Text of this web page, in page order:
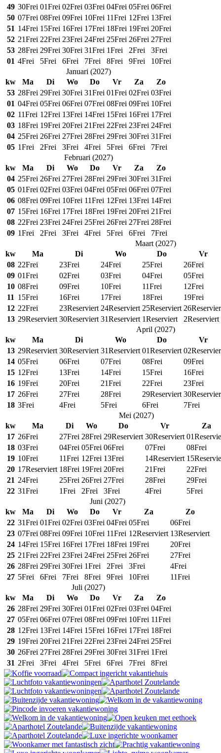
49 30Frei 01Frei 02Frei 03Frei 04Frei 05Frei 06Frei
50 07Frei 08Frei 09Frei 10Frei 11Frei 12Frei 13Frei
51 14Frei 15Frei 16Frei 17Frei 18Frei 19Frei 20Frei
52 21Frei 22Frei 23Frei 24Frei 25Frei 26Frei 27Frei
53 28Frei 29Frei 30Frei 31Frei 1Frei 2Frei 3Frei
01 4Frei 5Frei 6Frei 7Frei 8Frei 9Frei 10Frei
Januari (2027)
kw
Ma Di Wo Do Vr Za
Zo
53 28Frei 29Frei 30Frei 31Frei 01Frei 02Frei 03Frei
01 04Frei 05Frei 06Frei 07Frei 08Frei 09Frei 10Frei
02 11Frei 12Frei 13Frei 14Frei 15Frei 16Frei 17Frei
03 18Frei 19Frei 20Frei 21Frei 22Frei 23Frei 24Frei
04 25Frei 26Frei 27Frei 28Frei 29Frei 30Frei 31Frei
05 1Frei 2Frei 3Frei 4Frei 5Frei 6Frei 7Frei
Februari (2027)
kw
Ma Di Wo Do Vr Za
Zo
04 25Frei 26Frei 27Frei 28Frei 29Frei 30Frei 31Frei
05 01Frei 02Frei 03Frei 04Frei 05Frei 06Frei 07Frei
06 08Frei 09Frei 10Frei 11Frei 12Frei 13Frei 14Frei
07 15Frei 16Frei 17Frei 18Frei 19Frei 20Frei 21Frei
08 22Frei 23Frei 24Frei 25Frei 26Frei 27Frei 28Frei
09 1Frei 2Frei 3Frei 4Frei 5Frei 6Frei 7Frei
Maart (2027)
kw
Ma Di Wo Do
Vr
08 22Frei 23Frei 24Frei 25Frei 26Frei
09 01Frei 02Frei 03Frei 04Frei 05Frei
10 08Frei 09Frei 10Frei 11Frei 12Frei
11 15Frei 16Frei 17Frei 18Frei 19Frei
12 22Frei 23Reserviert 24Reserviert 25Reserviert 26
13 29Reserviert 30Reserviert 31Reserviert 1Reserviert 2Reserviert
April (2027)
kw
Ma Di Wo Do
Vr
13 29Reserviert 30Reserviert 31Reserviert 01Reserviert 02
14 05Frei 06Frei 07Frei 08Frei 09Frei
15 12Frei 13Frei 14Frei 15Frei 16Frei
16 19Frei 20Frei 21Frei 22Frei 23Frei
17 26Frei 27Frei 28Frei 29Reserviert 30
18 3Frei 4Frei 5Frei 6Frei 7Frei
Mei (2027)
kw
Ma Di Wo Do Vr
Za
17 26Frei 27Frei 28Frei 29Reserviert 30Reserviert 01
18 03Frei 04Frei 05Frei 06Frei 07Frei 08Frei
19 10Frei 11Frei 12Frei 13Frei 14Reserviert 15
20 17Reserviert 18Frei 19Frei 20Frei 21Frei 22Frei
21 24Frei 25Frei 26Frei 27Frei 28Frei 29Frei
22 31Frei 1Frei 2Frei 3Frei 4Frei 5Frei
Juni (2027)
kw
Ma Di Wo Do Vr Za
Zo
22 31Frei 01Frei 02Frei 03Frei 04Frei 05Frei 06Frei
23 07Frei 08Frei 09Frei 10Frei 11Frei 12Reserviert 13Reserviert
24 14Frei 15Frei 16Frei 17Frei 18Frei 19Frei 20Frei
25 21Frei 22Frei 23Frei 24Frei 25Frei 26Frei 27Frei
26 28Frei 29Frei 30Frei 1Frei 2Frei 3Frei 4Frei
27 5Frei 6Frei 7Frei 8Frei 9Frei 10Frei 11Frei
Juli (2027)
kw
Ma Di Wo Do Vr Za
Zo
26 28Frei 29Frei 30Frei 01Frei 02Frei 03Frei 04Frei
27 05Frei 06Frei 07Frei 08Frei 09Frei 10Frei 11Frei
28 12Frei 13Frei 14Frei 15Frei 16Frei 17Frei 18Frei
29 19Frei 20Frei 21Frei 22Frei 23Frei 24Frei 25Frei
30 26Frei 27Frei 28Frei 29Frei 30Frei 31Frei 1Frei
31 2Frei 3Frei 4Frei 5Frei 6Frei 7Frei 8Frei